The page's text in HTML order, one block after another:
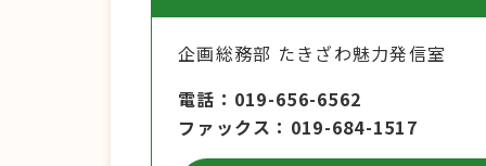
企画総務部 たきざわ魅力発信室
電話
019-656-6562
ファックス
019-684-1517